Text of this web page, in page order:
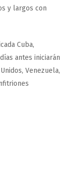
y largos con
Cuba,
antes iniciarán
Venezuela,